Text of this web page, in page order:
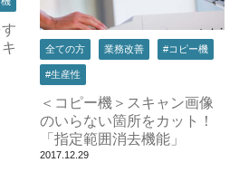
全ての方 業務改善 #コピー機
#生産性
＜コピー機＞スキャン画像
のいらない箇所をカット！
「指定範囲消去機能」
2017.12.29